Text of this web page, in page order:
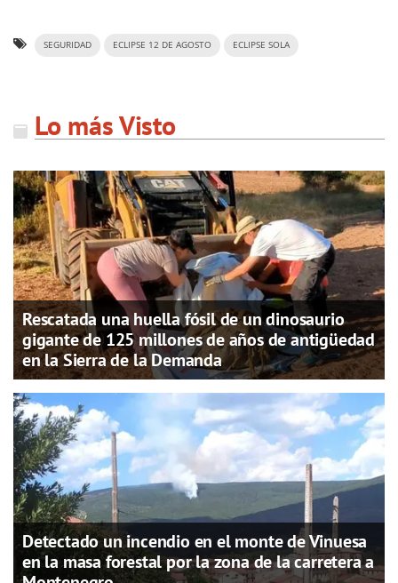
SEGURIDAD ECLIPSE 12 DE AGOSTO ECLIPSE SOLA
Lo más Visto
Rescatada una huella fósil de un dinosaurio
gigante de 125 millones de años de antigüedad
en la Sierra de la Demanda
Detectado un incendio en el monte de Vinuesa
en la masa forestal por la zona de la carretera a